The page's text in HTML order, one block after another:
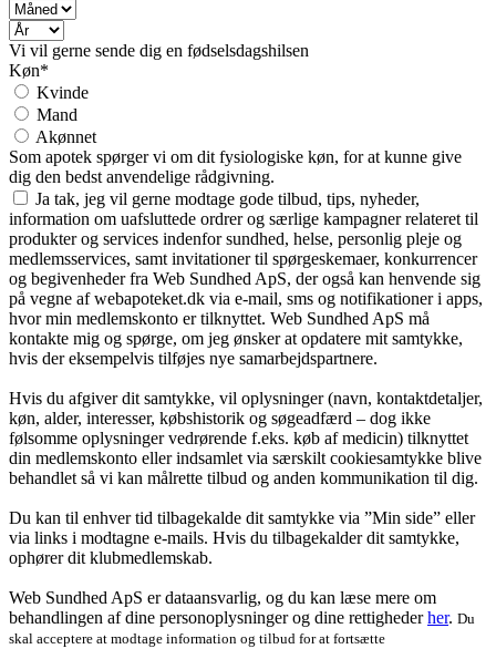
Vi vil gerne sende dig en fødselsdagshilsen
Køn*
Kvinde
Mand
Akønnet
Som apotek spørger vi om dit fysiologiske køn, for at kunne give
dig den bedst anvendelige rådgivning.
Ja tak, jeg vil gerne modtage gode tilbud, tips, nyheder,
information om uafsluttede ordrer og særlige kampagner relateret til
produkter og services indenfor sundhed, helse, personlig pleje og
medlemsservices, samt invitationer til spørgeskemaer, konkurrencer
og begivenheder fra Web Sundhed ApS, der også kan henvende sig
på vegne af webapoteket.dk via e-mail, sms og notifikationer i apps,
hvor min medlemskonto er tilknyttet. Web Sundhed ApS må
kontakte mig og spørge, om jeg ønsker at opdatere mit samtykke,
hvis der eksempelvis tilføjes nye samarbejdspartnere.
Hvis du afgiver dit samtykke, vil oplysninger (navn, kontaktdetaljer,
køn, alder, interesser, købshistorik og søgeadfærd – dog ikke
følsomme oplysninger vedrørende f.eks. køb af medicin) tilknyttet
din medlemskonto eller indsamlet via særskilt cookiesamtykke blive
behandlet så vi kan målrette tilbud og anden kommunikation til dig.
Du kan til enhver tid tilbagekalde dit samtykke via ”Min side” eller
via links i modtagne e-mails. Hvis du tilbagekalder dit samtykke,
ophører dit klubmedlemskab.
Web Sundhed ApS er dataansvarlig, og du kan læse mere om
behandlingen af dine personoplysninger og dine rettighederher. Du
skal acceptere at modtage information og tilbud for at fortsætte